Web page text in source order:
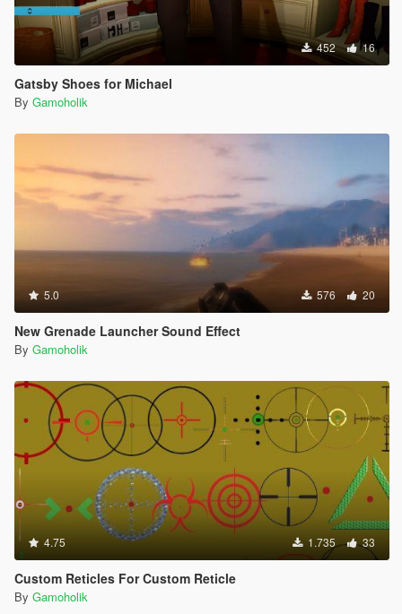
452 16
Gatsby Shoes for Michael
By Gamoholik
5.0 576 20
New Grenade Launcher Sound Effect
By Gamoholik
4.75 1.735 33
Custom Reticles For Custom Reticle
By Gamoholik